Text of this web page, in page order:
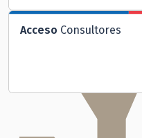
Acceso Consultores